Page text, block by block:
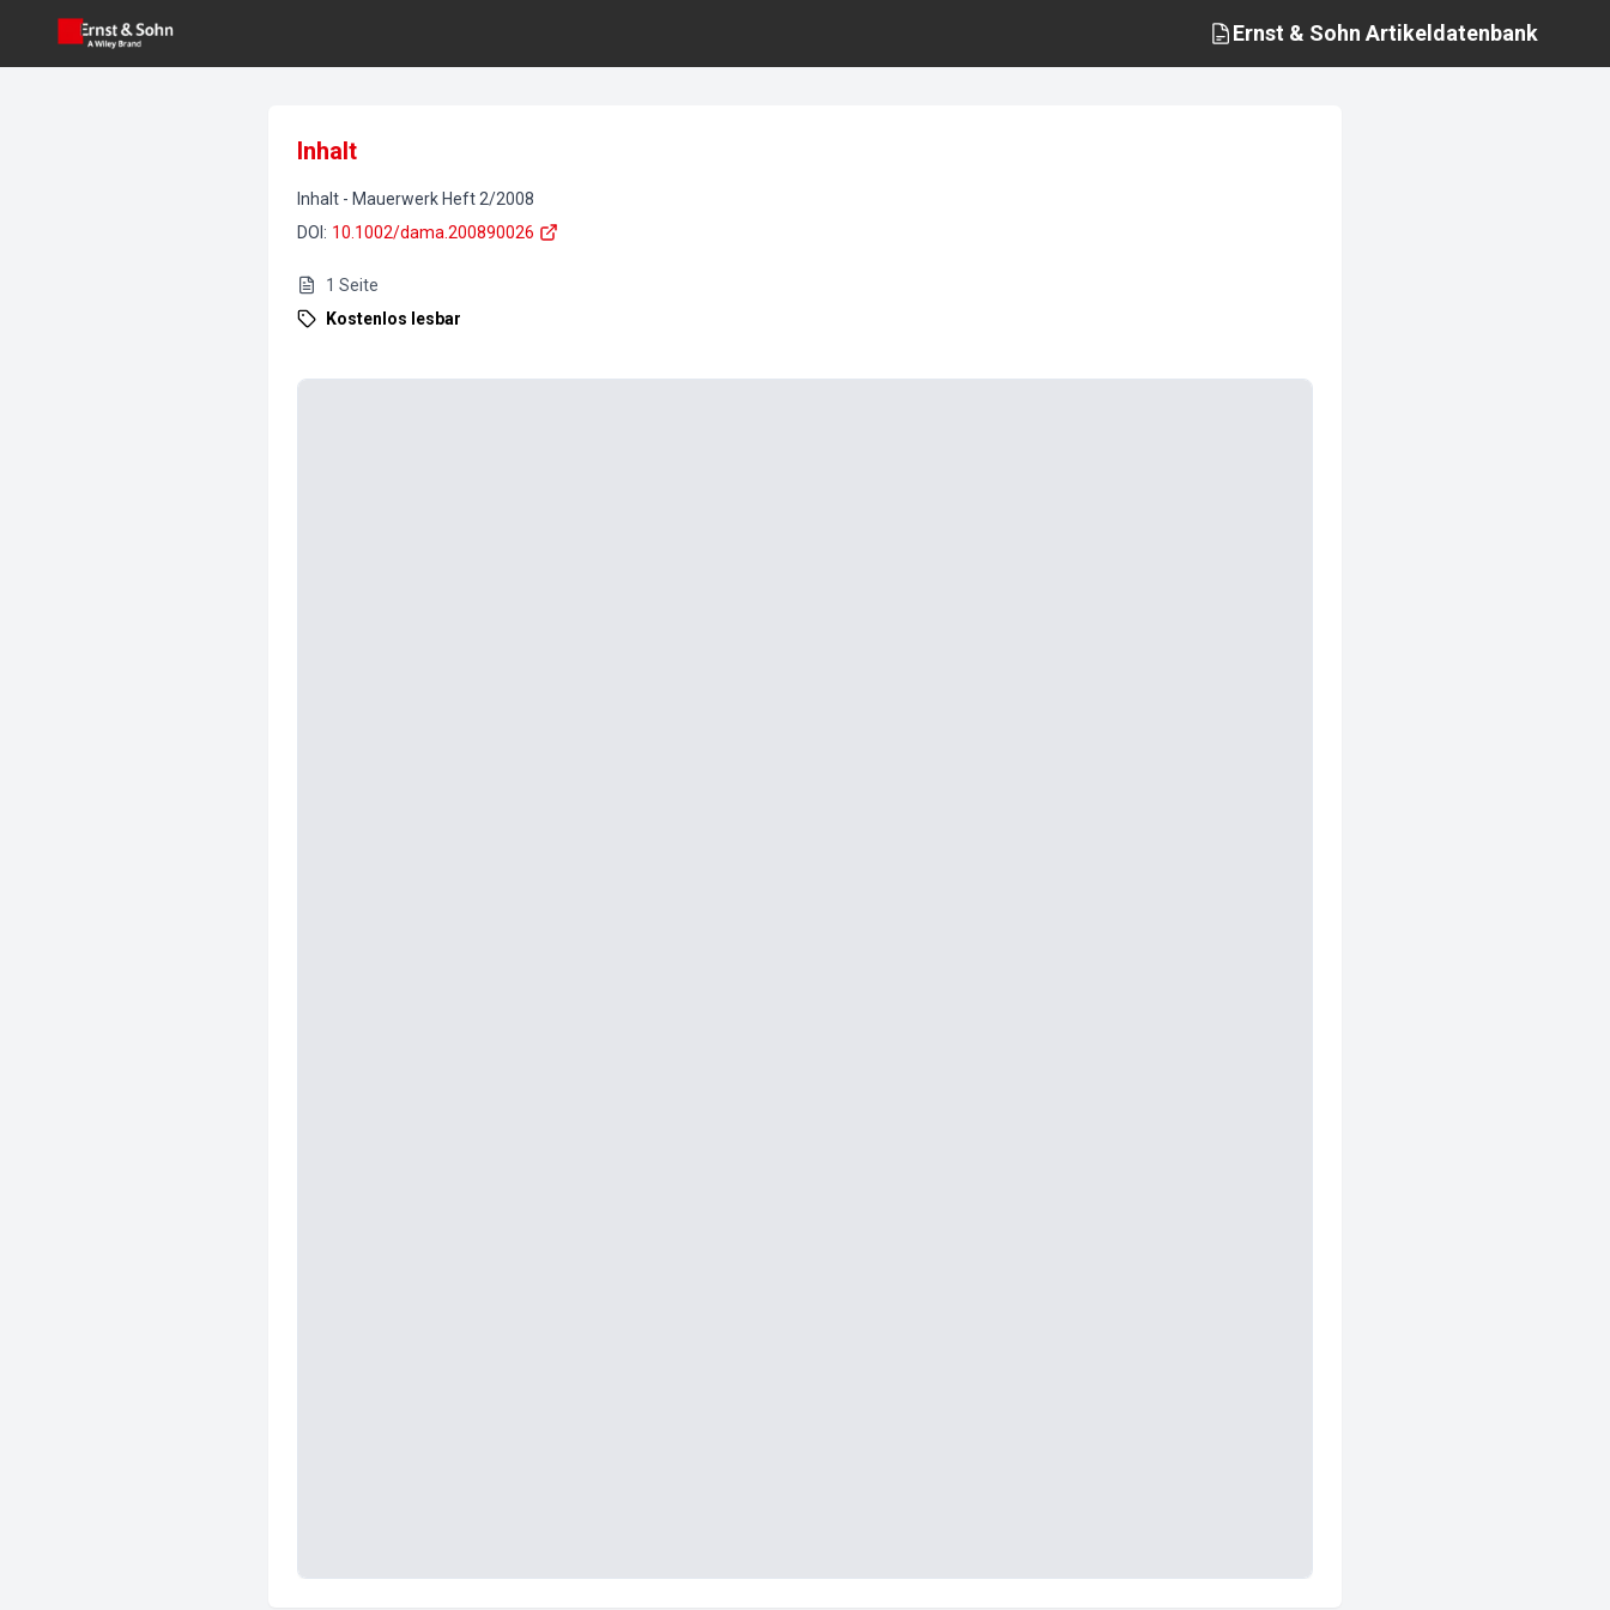
Ernst & Sohn Artikeldatenbank
Inhalt
Inhalt - Mauerwerk Heft 2/2008
DOI : 10.1002/dama.200890026
1 Seite
Kostenlos lesbar